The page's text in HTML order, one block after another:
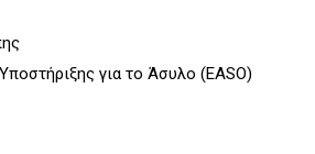
για το Άσυλο (EASO)